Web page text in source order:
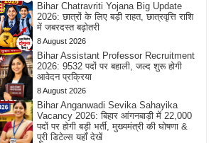
Bihar Chatravriti Yojana Big Update
2026: छात्रों के लिए बड़ी राहत, छात्रवृत्ति राशि
में जबरदस्त बढ़ोतरी
8 August 2026
Bihar Assistant Professor Recruitment
2026: 9532 पदों पर बहाली, जल्द शुरू होगी
आवेदन प्रक्रिया
8 August 2026
Bihar Anganwadi Sevika Sahayika
Vacancy 2026: बिहार आंगनबाड़ी में 22,000
पदों पर होगी बड़ी भर्ती, मुख्यमंत्री की घोषणा &
पूरी डिटेल्स यहाँ देखें